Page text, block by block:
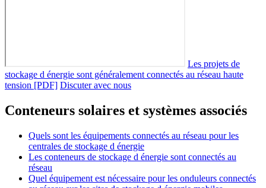
Les projets de
stockage d énergie sont généralement connectés au réseau haute
tension [PDF] Discuter avec nous
Conteneurs solaires et systèmes associés
Quels sont les équipements connectés au réseau pour les
centrales de stockage d énergie
Les conteneurs de stockage d énergie sont connectés au
réseau
Quel équipement est nécessaire pour les onduleurs connectés